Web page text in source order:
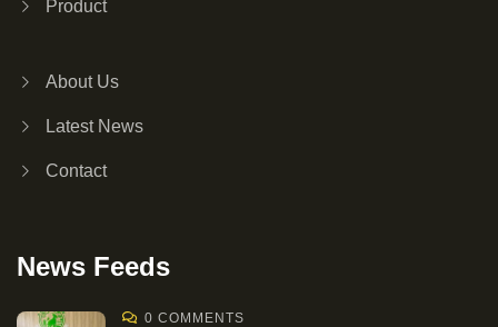
Product
About Us
Latest News
Contact
News Feeds
0 COMMENTS